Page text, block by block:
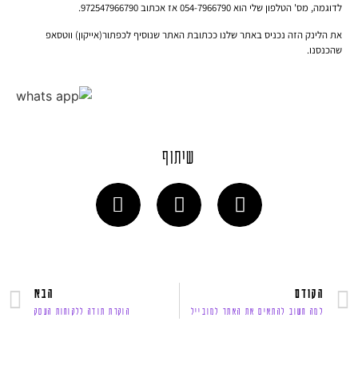
לדוגמה, מס' הטלפון שלי הוא 054-7966790 אז אכתוב 972547966790.
את הלינק הזה נכניס באתר שלנו ככתובת האתר שנוסיף לכפתור(אייקון) ווטסאפ
שהכנסנו.
שיתוף
הקודם
למה חשוב להתאים את האתר למובייל
הבא
הוקרת תודה ללקוחות העסק